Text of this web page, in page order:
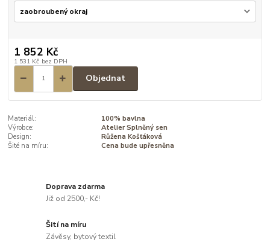
1 852 Kč
1 531 Kč bez DPH
Objednat
Materiál:
100% bavlna
Výrobce:
Atelier Splněný sen
Design:
Růžena Košťáková
Šité na míru:
Cena bude upřesněna
Doprava zdarma
Již od 2500,- Kč!
Šití na míru
Závěsy, bytový textil